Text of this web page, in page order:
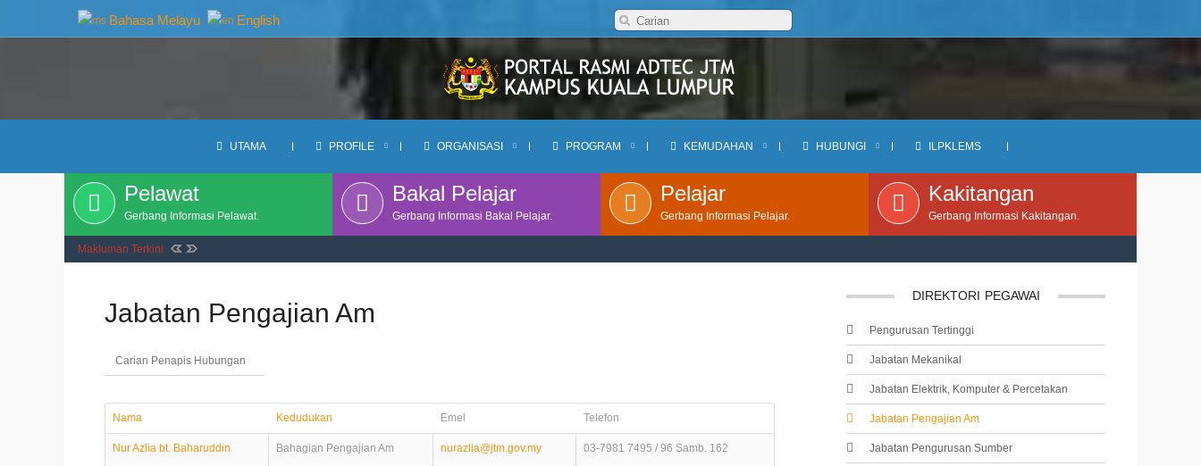
Bahasa Melayu English
UTAMA PROFILE ORGANISASI PROGRAM KEMUDAHAN HUBUNGI ILPKLEMS
Pelawat
Gerbang Informasi Pelawat.
Bakal Pelajar
Gerbang Informasi Bakal Pelajar.
Pelajar
Gerbang Informasi Pelajar.
Kakitangan
Gerbang Informasi Kakitangan.
Makluman Terkini
Jabatan Pengajian Am
Nama Kedudukan Emel Telefon
Nur Azlia bt. Baharuddin Bahagian Pengajian Am nurazlia@jtm.gov.my 03-7981 7495 / 96 Samb. 162
DIREKTORI PEGAWAI
Pengurusan Tertinggi
Jabatan Mekanikal
Jabatan Elektrik, Komputer & Percetakan
Jabatan Pengajian Am
Jabatan Pengurusan Sumber